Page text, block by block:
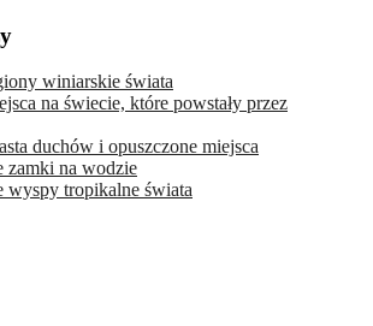
winiarskie świata
na świecie, które powstały przez
duchów i opuszczone miejsca
zamki na wodzie
wyspy tropikalne świata